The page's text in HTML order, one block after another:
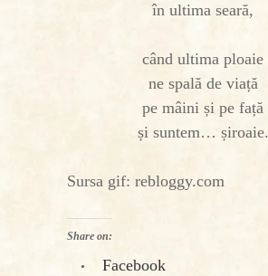
în ultima seară,
când ultima ploaie
ne spală de viață
pe mâini și pe față
și suntem… șiroaie.
Sursa gif: rebloggy.com
Share on:
Facebook